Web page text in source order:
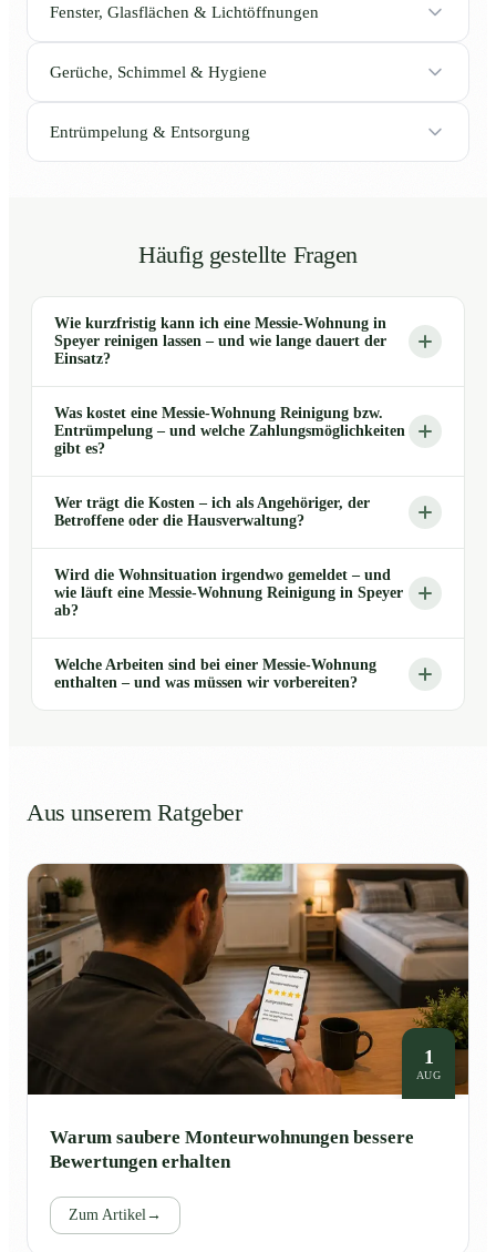
Fenster, Glasflächen & Lichtöffnungen
Gerüche, Schimmel & Hygiene
Entrümpelung & Entsorgung
Häufig gestellte Fragen
Wie kurzfristig kann ich eine Messie-Wohnung in
Speyer reinigen lassen – und wie lange dauert der
Einsatz?
Was kostet eine Messie-Wohnung Reinigung bzw.
Entrümpelung – und welche Zahlungsmöglichkeiten
gibt es?
Wer trägt die Kosten – ich als Angehöriger, der
Betroffene oder die Hausverwaltung?
Wird die Wohnsituation irgendwo gemeldet – und
wie läuft eine Messie-Wohnung Reinigung in Speyer
ab?
Welche Arbeiten sind bei einer Messie-Wohnung
enthalten – und was müssen wir vorbereiten?
Aus unserem Ratgeber
1
AUG
Warum saubere Monteurwohnungen bessere
Bewertungen erhalten
Zum Artikel→